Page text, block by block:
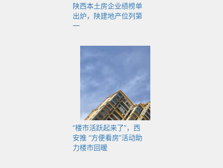
陕西本土房企业绩榜单
出炉，陕建地产位列第
一
“楼市活跃起来了”，西
安推 “方便看房”活动助
力楼市回暖